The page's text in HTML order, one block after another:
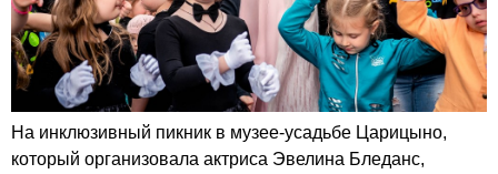
На инклюзивный пикник в музее-усадьбе Царицыно,
который организовала актриса Эвелина Бледанс,